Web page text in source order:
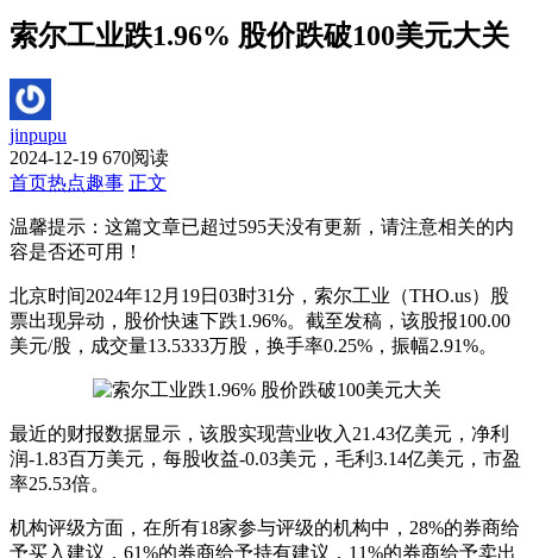
索尔工业跌1.96% 股价跌破100美元大关
jinpupu
2024-12-19 670阅读
首页热点趣事 正文
温馨提示：这篇文章已超过595天没有更新，请注意相关的内
容是否还可用！
北京时间2024年12月19日03时31分，索尔工业（THO.us）股
票出现异动，股价快速下跌1.96%。截至发稿，该股报100.00
美元/股，成交量13.5333万股，换手率0.25%，振幅2.91%。
最近的财报数据显示，该股实现营业收入21.43亿美元，净利
润-1.83百万美元，每股收益-0.03美元，毛利3.14亿美元，市盈
率25.53倍。
机构评级方面，在所有18家参与评级的机构中，28%的券商给
予买入建议，61%的券商给予持有建议，11%的券商给予卖出